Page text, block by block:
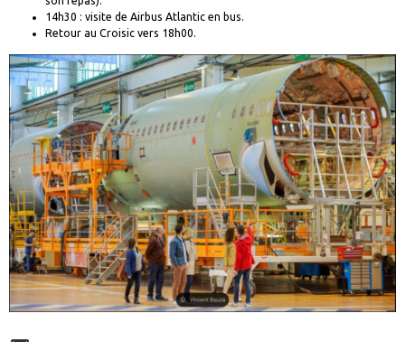
14h30 : visite de Airbus Atlantic en bus.
Retour au Croisic vers 18h00.